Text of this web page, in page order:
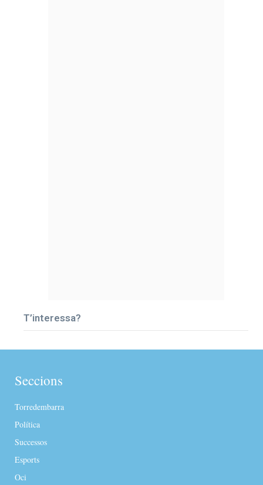
T’interessa?
Seccions
Torredembarra
Política
Successos
Esports
Oci